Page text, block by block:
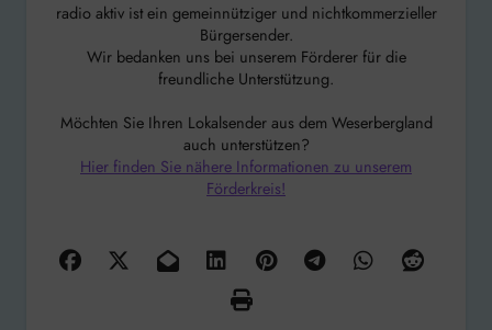
radio aktiv ist ein gemeinnütziger und nichtkommerzieller
Bürgersender.
Wir bedanken uns bei unserem Förderer für die
freundliche Unterstützung.
Möchten Sie Ihren Lokalsender aus dem Weserbergland
auch unterstützen?
Hier finden Sie nähere Informationen zu unserem
Förderkreis!